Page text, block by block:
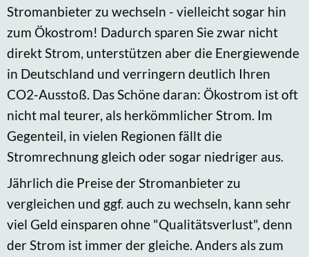
Stromanbieter zu wechseln - vielleicht sogar hin
zum Ökostrom! Dadurch sparen Sie zwar nicht
direkt Strom, unterstützen aber die Energiewende
in Deutschland und verringern deutlich Ihren
CO2-Ausstoß. Das Schöne daran: Ökostrom ist oft
nicht mal teurer, als herkömmlicher Strom. Im
Gegenteil, in vielen Regionen fällt die
Stromrechnung gleich oder sogar niedriger aus.
Jährlich die Preise der Stromanbieter zu
vergleichen und ggf. auch zu wechseln, kann sehr
viel Geld einsparen ohne "Qualitätsverlust", denn
der Strom ist immer der gleiche. Anders als zum